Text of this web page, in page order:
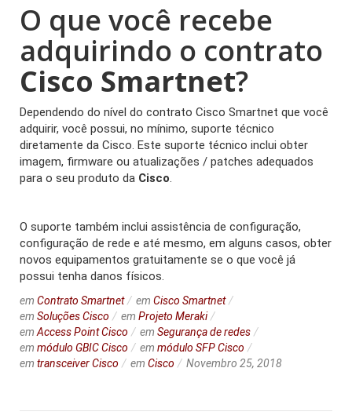
O que você recebe
adquirindo o contrato
Cisco Smartnet?
Dependendo do nível do contrato Cisco Smartnet que você
adquirir, você possui, no mínimo, suporte técnico
diretamente da Cisco. Este suporte técnico inclui obter
imagem, firmware ou atualizações / patches adequados
para o seu produto da Cisco.
O suporte também inclui assistência de configuração,
configuração de rede e até mesmo, em alguns casos, obter
novos equipamentos gratuitamente se o que você já
possui tenha danos físicos.
em Contrato Smartnet em Cisco Smartnet
em Soluções Cisco em Projeto Meraki
emAccess Point Cisco em Segurança de redes
em módulo GBIC Cisco em módulo SFP Cisco
em transceiver Cisco em Cisco Novembro 25, 2018